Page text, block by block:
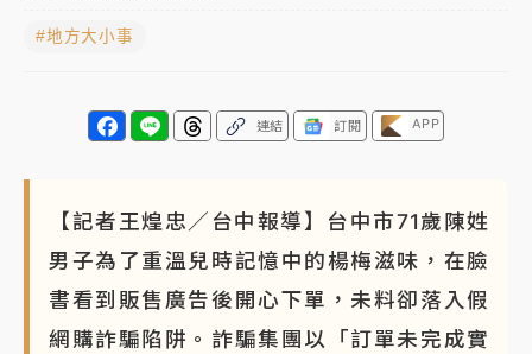
押庭
雨熱區曝
#地方大小事
連結 訂閱 APP
【記者王煌忠／台中報導】台中市71歲陳姓
男子為了重溫兒時記憶中的楊梅滋味，在臉
書看到販售廣告後開心下單，未料卻落入假
網購詐騙陷阱。詐騙集團以「訂單未完成實